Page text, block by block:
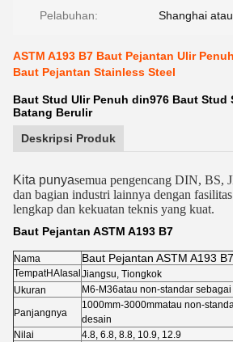
Pelabuhan: Shanghai
ASTM A193 B7 Baut Pejantan Ulir
Baut Pejantan Stainless Steel
Baut Stud Ulir Penuh din976 Baut Stud
Batang Berulir
Deskripsi Produk
Kita punyasemua pengencang DIN, BS,
dan bagian industri lainnya dengan
lengkap dan kekuatan teknis yang kuat.
Baut Pejantan ASTM A193 B7
Nama Baut Pejantan ASTM A193 B7
TempatHAI asal Jiangsu, Tiongkok
Ukuran
M6-M36atau non-standar
Panjangnya
1000mm-3000mmatau non-
desain
Nilai
4.8, 6.8, 8.8, 10.9, 12.9